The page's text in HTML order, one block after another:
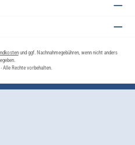
und ggf. Nachnahmegebühren, wenn nicht anders
Alle Rechte vorbehalten.